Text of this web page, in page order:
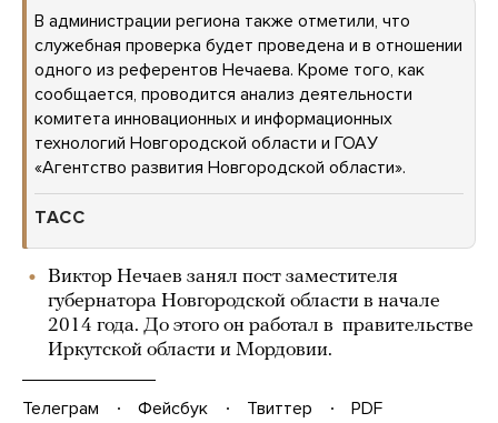
В администрации региона также отметили, что
служебная проверка будет проведена и в отношении
одного из референтов Нечаева. Кроме того, как
сообщается, проводится анализ деятельности
комитета инновационных и информационных
технологий Новгородской области и ГОАУ
«Агентство развития Новгородской области».
ТАСС
Виктор Нечаев занял пост заместителя
губернатора Новгородской области в начале
2014 года. До этого он работал в правительстве
Иркутской области и Мордовии.
Телеграм Фейсбук Твиттер
PDF